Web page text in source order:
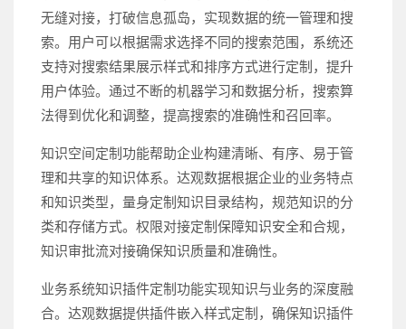
无缝对接，打破信息孤岛，实现数据的统一管理和搜
索。用户可以根据需求选择不同的搜索范围，系统还
支持对搜索结果展示样式和排序方式进行定制，提升
用户体验。通过不断的机器学习和数据分析，搜索算
法得到优化和调整，提高搜索的准确性和召回率。
知识空间定制功能帮助企业构建清晰、有序、易于管
理和共享的知识体系。达观数据根据企业的业务特点
和知识类型，量身定制知识目录结构，规范知识的分
类和存储方式。权限对接定制保障知识安全和合规，
知识审批流对接确保知识质量和准确性。
业务系统知识插件定制功能实现知识与业务的深度融
合。达观数据提供插件嵌入样式定制，确保知识插件